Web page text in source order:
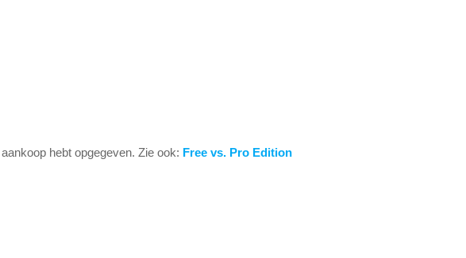
hebt opgegeven. Zie ook: Free vs. Pro Edition